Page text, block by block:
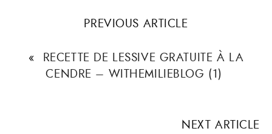
PREVIOUS ARTICLE
« RECETTE DE LESSIVE GRATUITE À LA
CENDRE – WITHEMILIEBLOG (1)
NEXT ARTICLE